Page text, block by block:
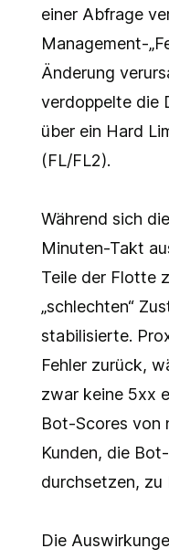
einer Abfrage
Management-
Änderung
verdoppelte die
über ein Hard
(FL/FL2).
Während sich
Minuten-Takt
Teile der Flotte
„schlechten“
stabilisierte.
Fehler zurück,
zwar keine 5xx
Bot-Scores von
Kunden, die
durchsetzen, zu
Die